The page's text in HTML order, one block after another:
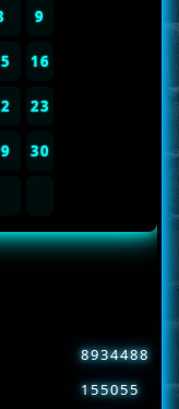
9
16
23
30
8934488
155055